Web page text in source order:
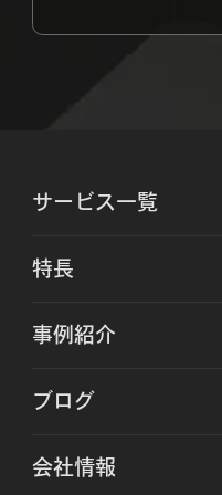
サービス一覧
特長
事例紹介
ブログ
会社情報